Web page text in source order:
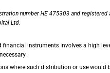
number HE 475303 and
Ltd.
financial instruments involves a high
where such distribution or use